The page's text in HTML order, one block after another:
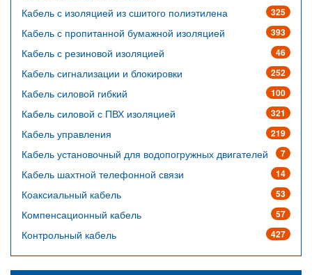
325
Кабель с изоляцией из сшитого полиэтилена
393
Кабель с пропитанной бумажной изоляцией
46
Кабель с резиновой изоляцией
252
Кабель сигнализации и блокировки
100
Кабель силовой гибкий
321
Кабель силовой с ПВХ изоляцией
219
Кабель управления
7
Кабель установочный для водопогружных двигателей
14
Кабель шахтной телефонной связи
53
Коаксиальный кабель
57
Компенсационный кабель
427
Контрольный кабель